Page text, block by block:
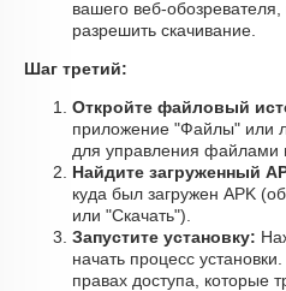
вашего веб-
разрешить скачивание.
Шаг третий:
Откройте файловый
приложение "Файлы" или
для управления файлами
Найдите загруженный
куда был загружен APK
или "Скачать").
Запустите установку:
начать процесс
правах доступа, которые